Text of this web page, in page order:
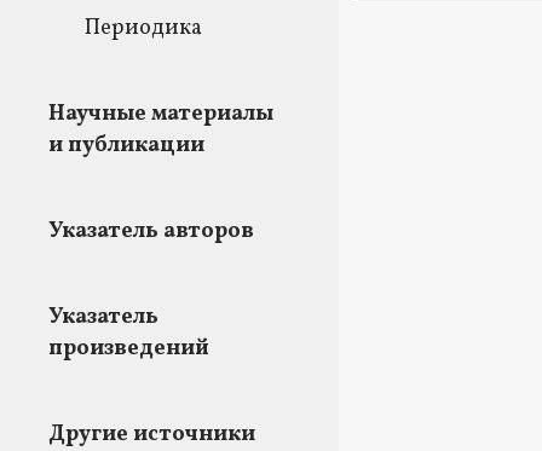
Периодика
Научные материалы
и публикации
Указатель авторов
Указатель
произведений
Другие источники